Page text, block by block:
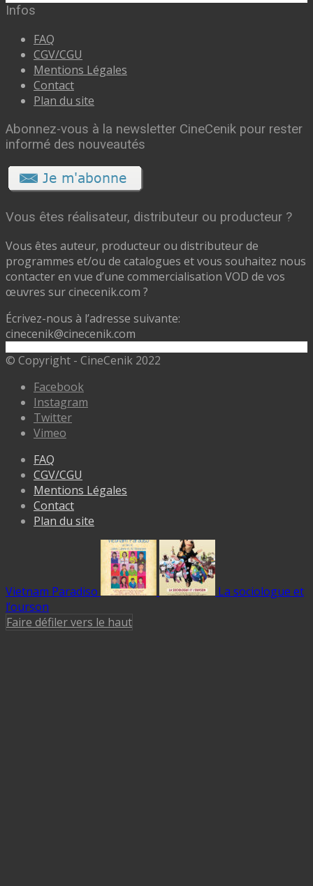
Infos
FAQ
CGV/CGU
Mentions Légales
Contact
Plan du site
Abonnez-vous à la newsletter CineCenik pour rester
informé des nouveautés
Vous êtes réalisateur, distributeur ou producteur ?
Vous êtes auteur, producteur ou distributeur de
programmes et/ou de catalogues et vous souhaitez nous
contacter en vue d’une commercialisation VOD de vos
œuvres sur cinecenik.com ?
Écrivez-nous à l’adresse suivante:
cinecenik@cinecenik.com
© Copyright - CineCenik 2022
Facebook
Instagram
Twitter
Vimeo
FAQ
CGV/CGU
Mentions Légales
Contact
Plan du site
Vietnam Paradiso
La sociologue et
l’ourson
Faire défiler vers le haut